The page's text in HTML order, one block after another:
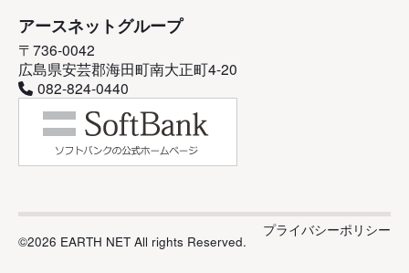
アースネットグループ
〒736-0042
広島県安芸郡海田町南大正町4-20
082-824-0440
©2026 EARTH NET All rights Reserved.
プライバシーポリシー